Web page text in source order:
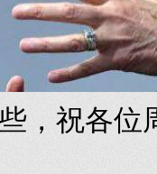
，祝各位